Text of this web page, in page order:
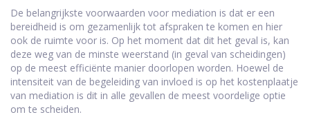
De belangrijkste voorwaarden voor mediation is dat er een
bereidheid is om gezamenlijk tot afspraken te komen en hier
ook de ruimte voor is. Op het moment dat dit het geval is, kan
deze weg van de minste weerstand (in geval van scheidingen)
op de meest efficiënte manier doorlopen worden. Hoewel de
intensiteit van de begeleiding van invloed is op het kostenplaatje
van mediation is dit in alle gevallen de meest voordelige optie
om te scheiden.